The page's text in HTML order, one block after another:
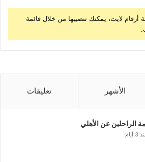
لايت، يمكنك تنصيبها من خلال قائمة
الأشهر تعليقات
الراحلين عن الأهلي
أيام